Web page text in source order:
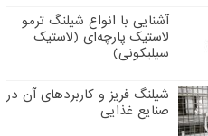
آشنایی با انواع شیلنگ ترمو
لاستیک پارچه‌ای (لاستیک
سیلیکونی)
شیلنگ فریز و کاربردهای آن در
صنایع غذایی